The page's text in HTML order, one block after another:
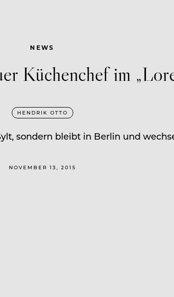
NEWS
Küchenchef im
HENDRIK OTTO
sondern bleibt in Berlin und
NOVEMBER 13, 2015